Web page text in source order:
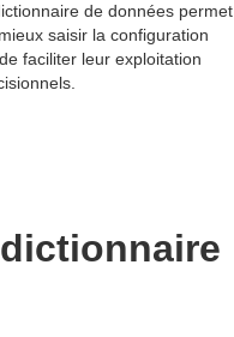
de données permet
saisir la configuration
faciliter leur exploitation
dictionnaire